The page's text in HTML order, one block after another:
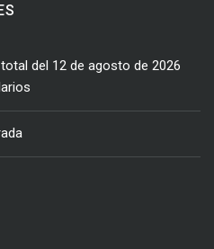
del 12 de agosto de 2026